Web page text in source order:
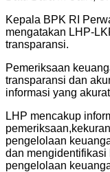
Kepala BPK RI
mengatakan LHP-
transparansi.
Pemeriksaan
transparansi dan
informasi yang
LHP mencakup
pengelolaan
dan
pengelolaan